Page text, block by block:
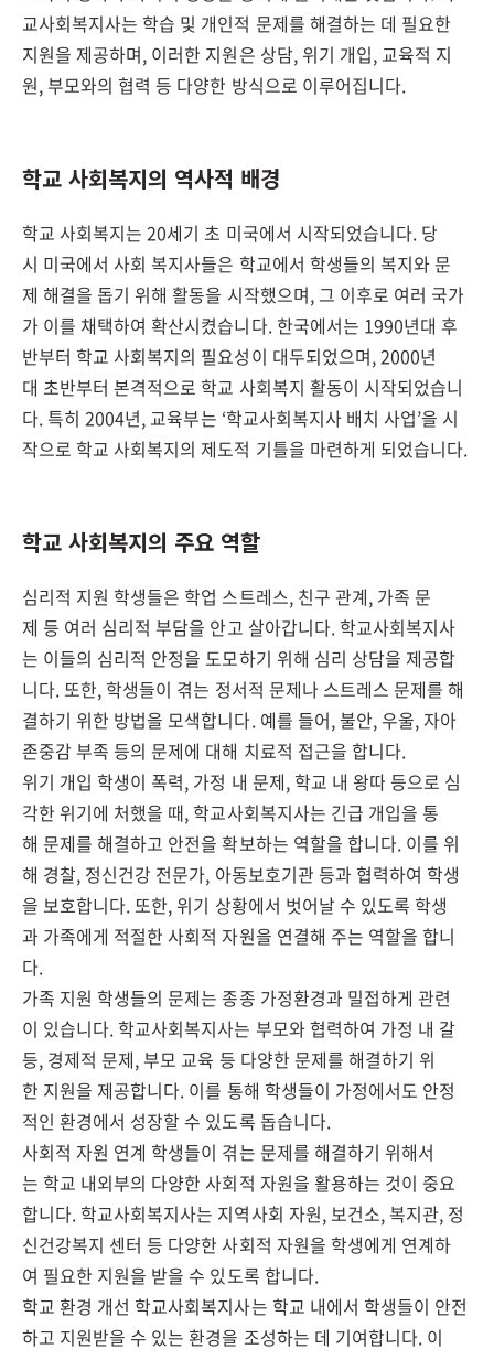
교사회복지사는 학습 및 개인적 문제를 해결하는 데 필요한
지원을 제공하며, 이러한 지원은 상담, 위기 개입, 교육적 지
원, 부모와의 협력 등 다양한 방식으로 이루어집니다.
학교 사회복지의 역사적 배경
학교 사회복지는 20세기 초 미국에서 시작되었습니다. 당
시 미국에서 사회 복지사들은 학교에서 학생들의 복지와 문
제 해결을 돕기 위해 활동을 시작했으며, 그 이후로 여러 국가
가 이를 채택하여 확산시켰습니다. 한국에서는 1990년대 후
반부터 학교 사회복지의 필요성이 대두되었으며, 2000년
대 초반부터 본격적으로 학교 사회복지 활동이 시작되었습니
다. 특히 2004년, 교육부는 ‘학교사회복지사 배치 사업’을 시
작으로 학교 사회복지의 제도적 기틀을 마련하게 되었습니다.
학교 사회복지의 주요 역할
심리적 지원 학생들은 학업 스트레스, 친구 관계, 가족 문
제 등 여러 심리적 부담을 안고 살아갑니다. 학교사회복지사
는 이들의 심리적 안정을 도모하기 위해 심리 상담을 제공합
니다. 또한, 학생들이 겪는 정서적 문제나 스트레스 문제를 해
결하기 위한 방법을 모색합니다. 예를 들어, 불안, 우울, 자아
존중감 부족 등의 문제에 대해 치료적 접근을 합니다.
위기 개입 학생이 폭력, 가정 내 문제, 학교 내 왕따 등으로 심
각한 위기에 처했을 때, 학교사회복지사는 긴급 개입을 통
해 문제를 해결하고 안전을 확보하는 역할을 합니다. 이를 위
해 경찰, 정신건강 전문가, 아동보호기관 등과 협력하여 학생
을 보호합니다. 또한, 위기 상황에서 벗어날 수 있도록 학생
과 가족에게 적절한 사회적 자원을 연결해 주는 역할을 합니
다.
가족 지원 학생들의 문제는 종종 가정환경과 밀접하게 관련
이 있습니다. 학교사회복지사는 부모와 협력하여 가정 내 갈
등, 경제적 문제, 부모 교육 등 다양한 문제를 해결하기 위
한 지원을 제공합니다. 이를 통해 학생들이 가정에서도 안정
적인 환경에서 성장할 수 있도록 돕습니다.
사회적 자원 연계 학생들이 겪는 문제를 해결하기 위해서
는 학교 내외부의 다양한 사회적 자원을 활용하는 것이 중요
합니다. 학교사회복지사는 지역사회 자원, 보건소, 복지관, 정
신건강복지 센터 등 다양한 사회적 자원을 학생에게 연계하
여 필요한 지원을 받을 수 있도록 합니다.
학교 환경 개선 학교사회복지사는 학교 내에서 학생들이 안전
하고 지원받을 수 있는 환경을 조성하는 데 기여합니다. 이